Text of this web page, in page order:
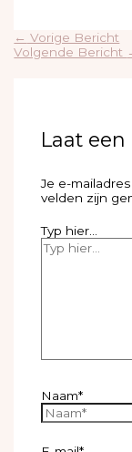
← Vorige Bericht
Volgende Bericht
Laat
Je e-
velden zijn
Typ hier...
Naam*